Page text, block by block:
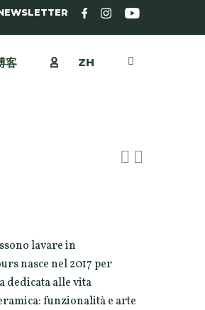
客 ZH
lavare in
nasce nel 2017 per
dedicata alle vita
funzionalità e arte